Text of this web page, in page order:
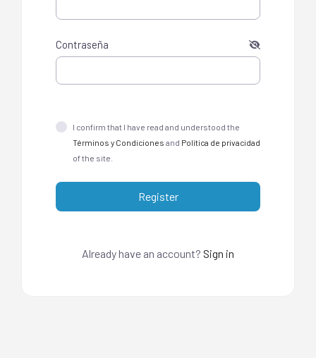
Contraseña
I confirm that I have read and understood the
Términos y Condiciones and Política de privacidad
of the site.
Register
Already have an account? Sign in